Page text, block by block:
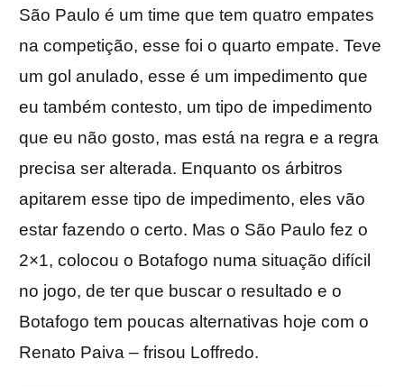
São Paulo é um time que tem quatro empates
na competição, esse foi o quarto empate. Teve
um gol anulado, esse é um impedimento que
eu também contesto, um tipo de impedimento
que eu não gosto, mas está na regra e a regra
precisa ser alterada. Enquanto os árbitros
apitarem esse tipo de impedimento, eles vão
estar fazendo o certo. Mas o São Paulo fez o
2×1, colocou o Botafogo numa situação difícil
no jogo, de ter que buscar o resultado e o
Botafogo tem poucas alternativas hoje com o
Renato Paiva – frisou Loffredo.